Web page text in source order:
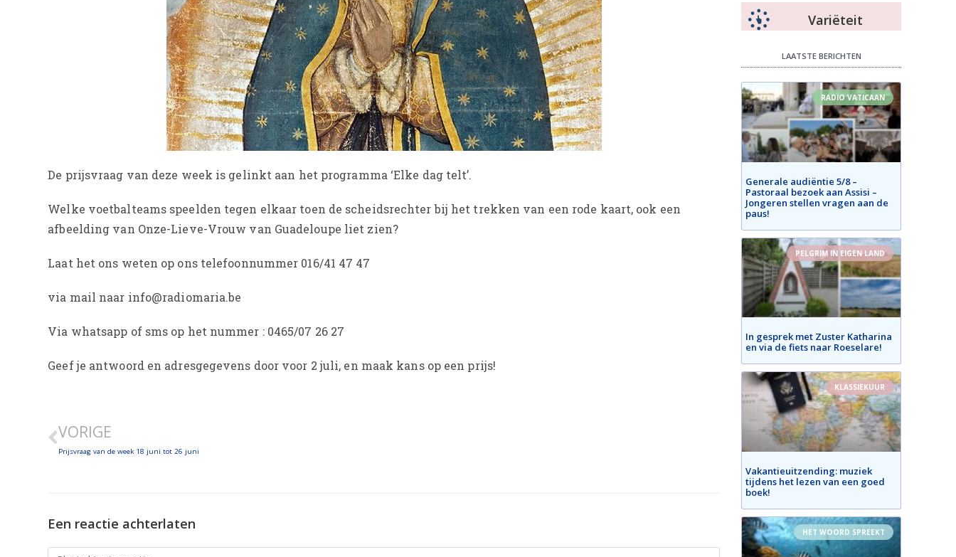
De prijsvraag van deze week is gelinkt aan het programma ‘Elke dag telt’.
Welke voetbalteams speelden tegen elkaar toen de scheidsrechter bij het trekken van een rode kaart, ook een
afbeelding van Onze-Lieve-Vrouw van Guadeloupe liet zien?
Laat het ons weten op ons telefoonnummer 016/41 47 47
via mail naar info@radiomaria.be
Via whatsapp of sms op het nummer : 0465/07 26 27
Geef je antwoord en adresgegevens door voor 2 juli, en maak kans op een prijs!
VORIGE
Prijsvraag van de week 18 juni tot 26 juni
Een reactie achterlaten
Variëteit
LAATSTE BERICHTEN
RADIO VATICAAN
Generale audiëntie 5/8 –
Pastoraal bezoek aan Assisi –
Jongeren stellen vragen aan de
paus!
PELGRIM IN EIGEN LAND
In gesprek met Zuster Katharina
en via de fiets naar Roeselare!
KLASSIEKUUR
Vakantieuitzending: muziek
tijdens het lezen van een goed
boek!
HET WOORD SPREEKT